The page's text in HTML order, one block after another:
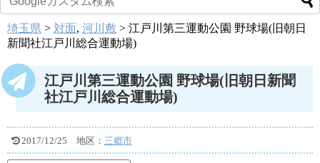
埼玉県 > 対面, 河川敷 > 江戸川第三運動公園 野球場(旧朝日
新聞社江戸川総合運動場)
江戸川第三運動公園 野球場(旧朝日新聞
社江戸川総合運動場)
2017/12/25 地区： 三郷市